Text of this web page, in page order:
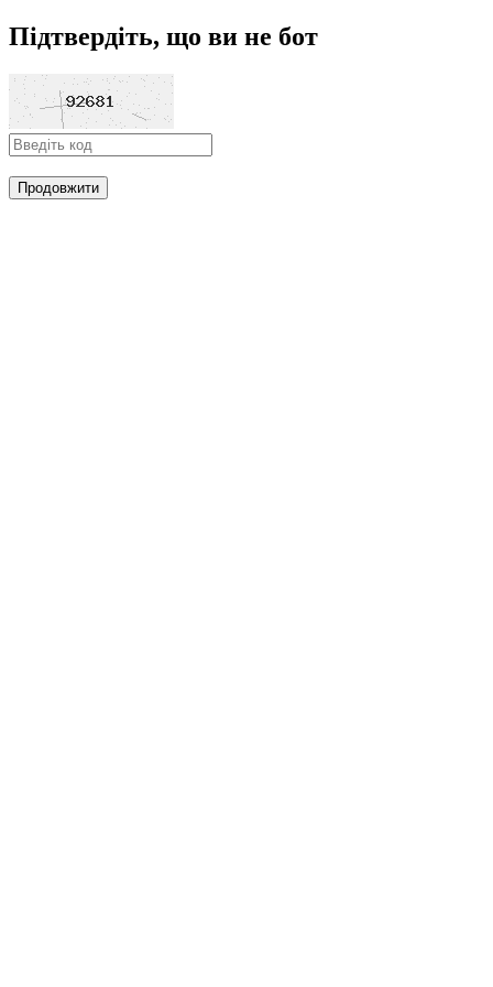
Підтвердіть, що ви не бот
Продовжити